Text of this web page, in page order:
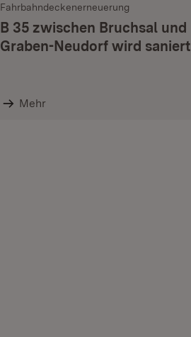
Fahrbahndeckenerneuerung
B 35 zwischen Bruchsal und
Graben-Neudorf wird saniert
Mehr